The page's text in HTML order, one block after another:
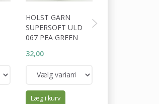
HOLST GARN
SUPERSOFT ULD
067 PEA GREEN
32,00
Læg i kurv